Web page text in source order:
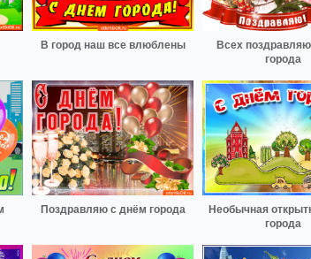
В город наш все влюблены
Всех
города
Поздравляю с днём города
Необычная
города